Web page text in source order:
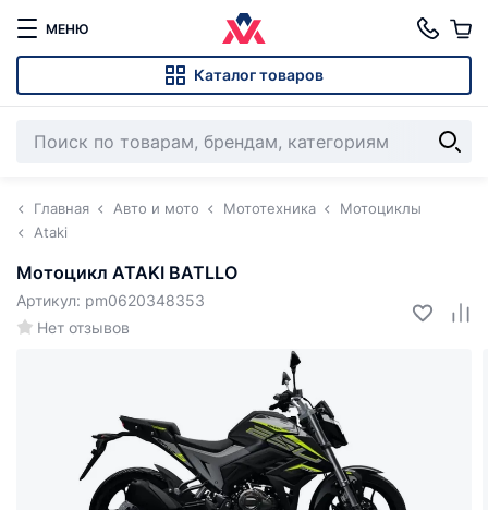
МЕНЮ
Каталог товаров
Главная Авто и мото Мототехника
Мотоциклы
Ataki
Мотоцикл ATAKI BATLLO
Нет отзывов
Артикул: pm0620348353